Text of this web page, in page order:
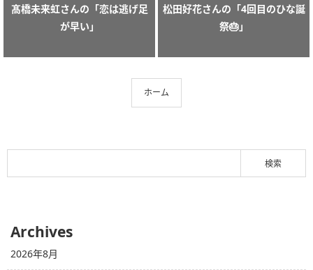
髙橋未来虹さんの「恋は逃げ足
が早い」
松田好花さんの「4回目のひな誕
祭🎂」
ホーム
Archives
2026年8月